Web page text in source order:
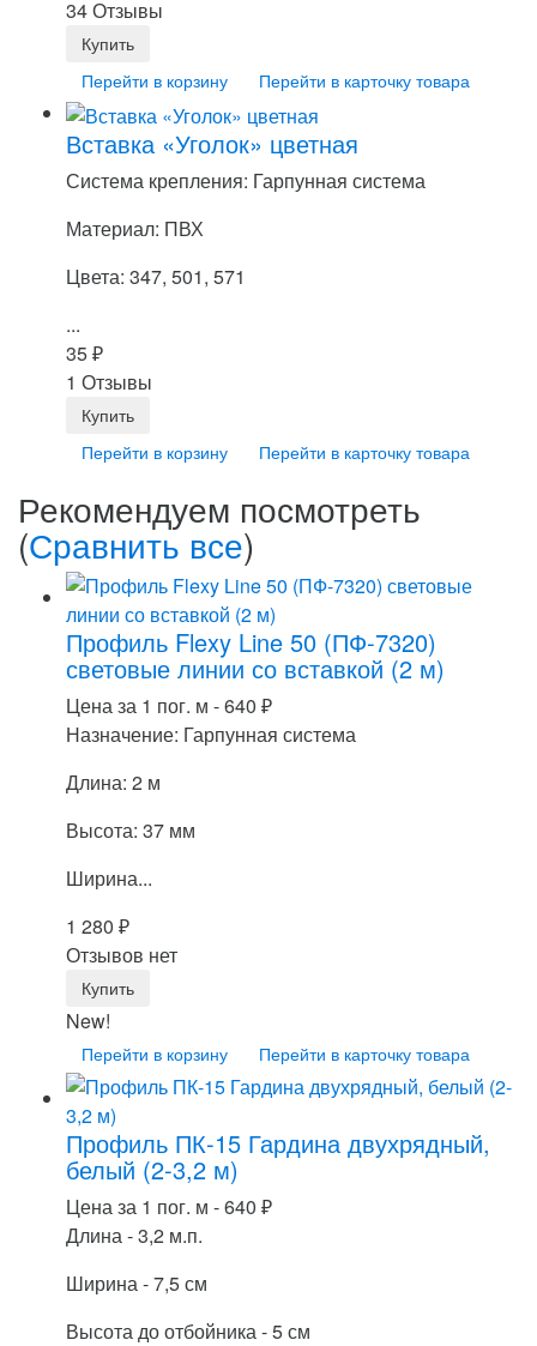
34 Отзывы
Перейти в корзину Перейти в карточку товара
Вставка «Уголок» цветная
Система крепления: Гарпунная система
Материал: ПВХ
Цвета: 347, 501, 571
...
35₽
1 Отзывы
Перейти в корзину Перейти в карточку товара
Рекомендуем посмотреть
(Сравнить все)
Профиль Flexy Line 50 (ПФ-7320)
световые линии со вставкой (2 м)
Цена за 1 пог. м -640 ₽
Назначение: Гарпунная система
Длина: 2 м
Высота: 37 мм
Ширина...
1 280 ₽
Отзывов нет
New!
Перейти в корзину Перейти в карточку товара
Профиль ПК-15 Гардина двухрядный,
белый (2-3,2 м)
Цена за 1 пог. м -640 ₽
Длина - 3,2 м.п.
Ширина - 7,5 см
Высота до отбойника - 5 см